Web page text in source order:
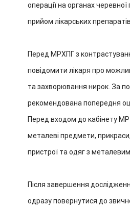
операції на органах
прийом лікарських препаратів.
Перед МРХПГ з
повідомити лікаря про
та захворювання нирок. За
рекомендована попередня
Перед входом до кабінету
металеві предмети,
пристрої та одяг з
Після завершення
одразу повернутися до